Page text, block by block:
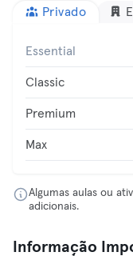
Privado
Essential
Classic
Premium
Max
Algumas aulas ou
adicionais.
Informação